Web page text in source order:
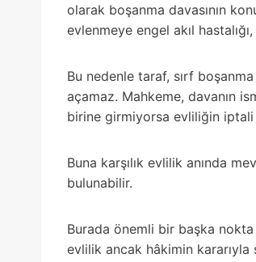
olarak boşanma davasının
evlenmeye engel akıl
Bu nedenle taraf, sırf
açamaz. Mahkeme, davanın
birine girmiyorsa evliliğin
Buna karşılık evlilik anında
bulunabilir.
Burada önemli bir başka nokta
evlilik ancak hâkimin